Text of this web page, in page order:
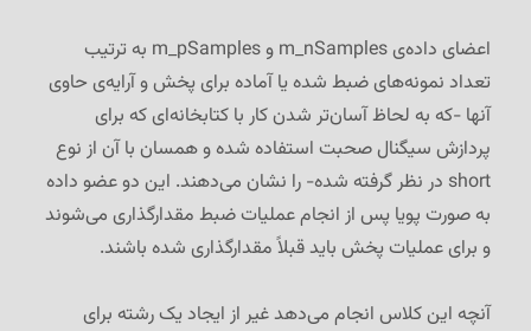
اعضای داده‌ی m_nSamples و m_pSamples به ترتیب
تعداد نمونه‌های ضبط شده یا آماده برای پخش و آرایه‌ی حاوی
آنها -که به لحاظ آسان‌تر شدن کار با کتابخانه‌ای که برای
پردازش سیگنال صحبت استفاده شده و همسان با آن از نوع
short در نظر گرفته شده- را نشان می‌دهند. این دو عضو داده
به صورت پویا پس از انجام عملیات ضبط مقدارگذاری می‌شوند
و برای عملیات پخش باید قبلاً مقدارگذاری شده باشند.
آنچه این کلاس انجام می‌دهد غیر از ایجاد یک رشته برای